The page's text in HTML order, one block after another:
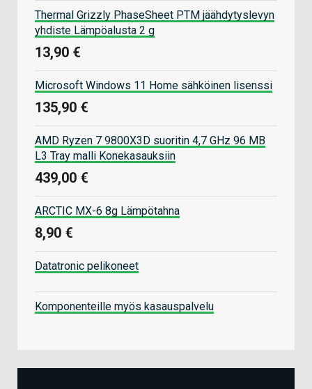
Thermal Grizzly PhaseSheet PTM jäähdytyslevyn
yhdiste Lämpöalusta 2 g
13,90 €
Microsoft Windows 11 Home sähköinen lisenssi
135,90 €
AMD Ryzen 7 9800X3D suoritin 4,7 GHz 96 MB
L3 Tray malli Konekasauksiin
439,00 €
ARCTIC MX-6 8g Lämpötahna
8,90 €
Datatronic pelikoneet
Komponenteille myös kasauspalvelu